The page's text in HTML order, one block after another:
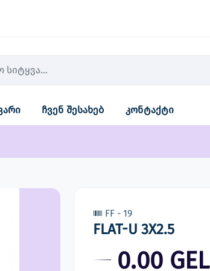
ჩვენ შესახებ კონტაქტი
FF - 19
FLAT-U 3X2.5
0.00 GEL